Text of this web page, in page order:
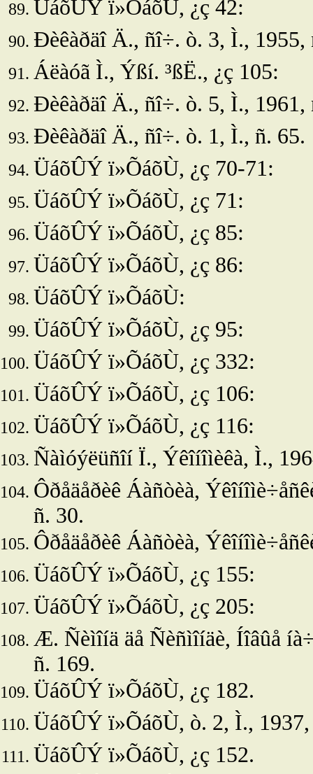
ÜáõÛÝ ï»ÕáõÙ, ¿ç 42:
Ðèêàðäî Ä., ñî÷. ò. 3, Ì., 1955,
Áëàóã Ì., Ýßí. ³ßË., ¿ç 105:
Ðèêàðäî Ä., ñî÷. ò. 5, Ì., 1961,
Ðèêàðäî Ä., ñî÷. ò. 1, Ì., ñ. 65.
ÜáõÛÝ ï»ÕáõÙ, ¿ç 70-71:
ÜáõÛÝ ï»ÕáõÙ, ¿ç 71:
ÜáõÛÝ ï»ÕáõÙ, ¿ç 85:
ÜáõÛÝ ï»ÕáõÙ, ¿ç 86:
ÜáõÛÝ ï»ÕáõÙ:
ÜáõÛÝ ï»ÕáõÙ, ¿ç 95:
ÜáõÛÝ ï»ÕáõÙ, ¿ç 332:
ÜáõÛÝ ï»ÕáõÙ, ¿ç 106:
ÜáõÛÝ ï»ÕáõÙ, ¿ç 116:
Ñàìóýëüñîí Ï., Ýêîíîìèêà, Ì.,
Ôðåäåðèê Áàñòèà,
ñ. 30.
Ôðåäåðèê Áàñòèà,
ÜáõÛÝ ï»ÕáõÙ, ¿ç 155:
ÜáõÛÝ ï»ÕáõÙ, ¿ç 205:
Æ. Ñèìîíä äå Ñèñìîíäè, Íîâûå
ñ. 169.
ÜáõÛÝ ï»ÕáõÙ, ¿ç 182.
ÜáõÛÝ ï»ÕáõÙ, ò. 2, Ì.,
ÜáõÛÝ ï»ÕáõÙ, ¿ç 152.